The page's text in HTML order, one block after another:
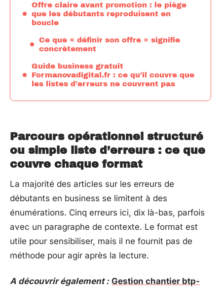
Offre claire avant promotion : le piège
que les débutants reproduisent en
boucle
Ce que « définir son offre » signifie
concrètement
Guide business gratuit
Formanovadigital.fr : ce qu’il couvre que
les listes d’erreurs ne couvrent pas
Parcours opérationnel structuré
ou simple liste d’erreurs : ce que
couvre chaque format
La majorité des articles sur les erreurs de
débutants en business se limitent à des
énumérations. Cinq erreurs ici, dix là-bas, parfois
avec un paragraphe de contexte. Le format est
utile pour sensibiliser, mais il ne fournit pas de
méthode pour agir après la lecture.
A découvrir également : Gestion chantier btp-